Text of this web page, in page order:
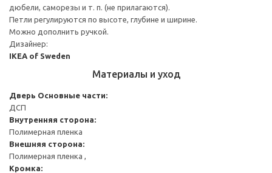
дюбели, саморезы и т. п. (не прилагаются).
Петли регулируются по высоте, глубине и ширине.
Можно дополнить ручкой.
Дизайнер:
IKEA of Sweden
Материалы и уход
Дверь Основные части:
ДСП
Внутренняя сторона:
Полимерная пленка
Внешняя сторона:
Полимерная пленка ,
Кромка: